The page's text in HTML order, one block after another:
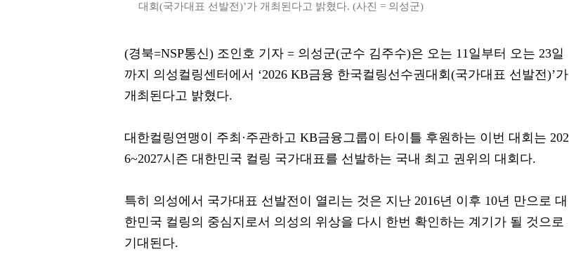
대회(국가대표 선발전)’가 개최된다고 밝혔다. (사진 = 의성군)
(경북=NSP통신) 조인호 기자 = 의성군(군수 김주수)은 오는 11일부터 오는 23일
까지 의성컬링센터에서 ‘2026 KB금융 한국컬링선수권대회(국가대표 선발전)’가
개최된다고 밝혔다.
대한컬링연맹이 주최·주관하고 KB금융그룹이 타이틀 후원하는 이번 대회는 202
6~2027시즌 대한민국 컬링 국가대표를 선발하는 국내 최고 권위의 대회다.
특히 의성에서 국가대표 선발전이 열리는 것은 지난 2016년 이후 10년 만으로 대
한민국 컬링의 중심지로서 의성의 위상을 다시 한번 확인하는 계기가 될 것으로
기대된다.